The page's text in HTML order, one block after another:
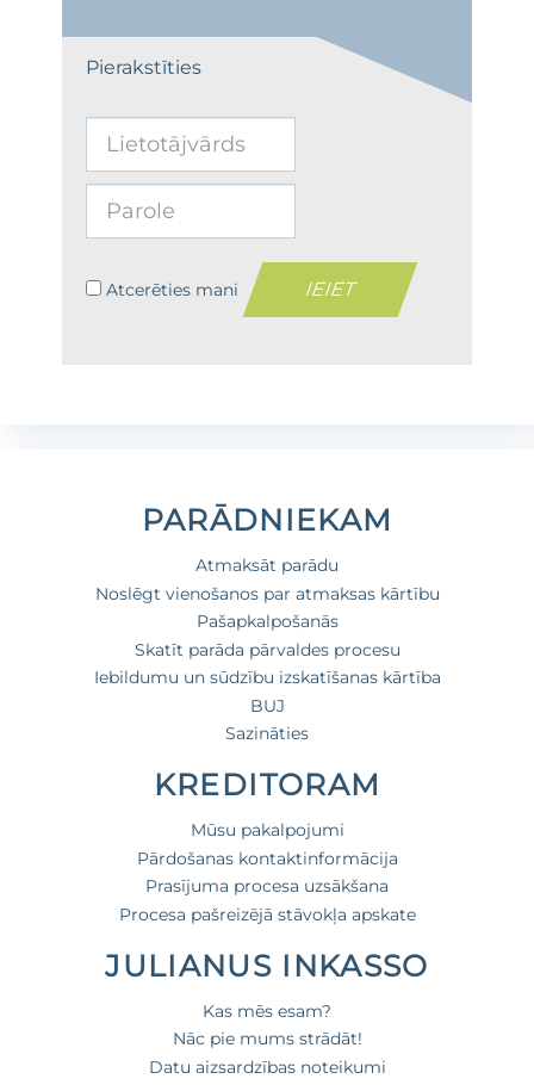
Pierakstīties
Atcerēties mani
PARĀDNIEKAM
Atmaksāt parādu
Noslēgt vienošanos par atmaksas kārtību
Pašapkalpošanās
Skatīt parāda pārvaldes procesu
Iebildumu un sūdzību izskatīšanas kārtība
BUJ
Sazināties
KREDITORAM
Mūsu pakalpojumi
Pārdošanas kontaktinformācija
Prasījuma procesa uzsākšana
Procesa pašreizējā stāvokļa apskate
JULIANUS INKASSO
Kas mēs esam?
Nāc pie mums strādāt!
Datu aizsardzības noteikumi